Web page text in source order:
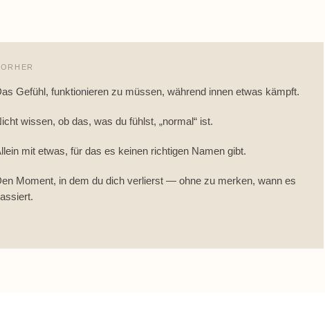
Gefühl, funktionieren zu müssen, während innen etwas kämpft.
wissen, ob das, was du fühlst, „normal“ ist.
mit etwas, für das es keinen richtigen Namen gibt.
Moment, in dem du dich verlierst — ohne zu merken, wann es